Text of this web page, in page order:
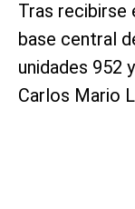
Tras recibirse
base central
unidades 952
Carlos Mario